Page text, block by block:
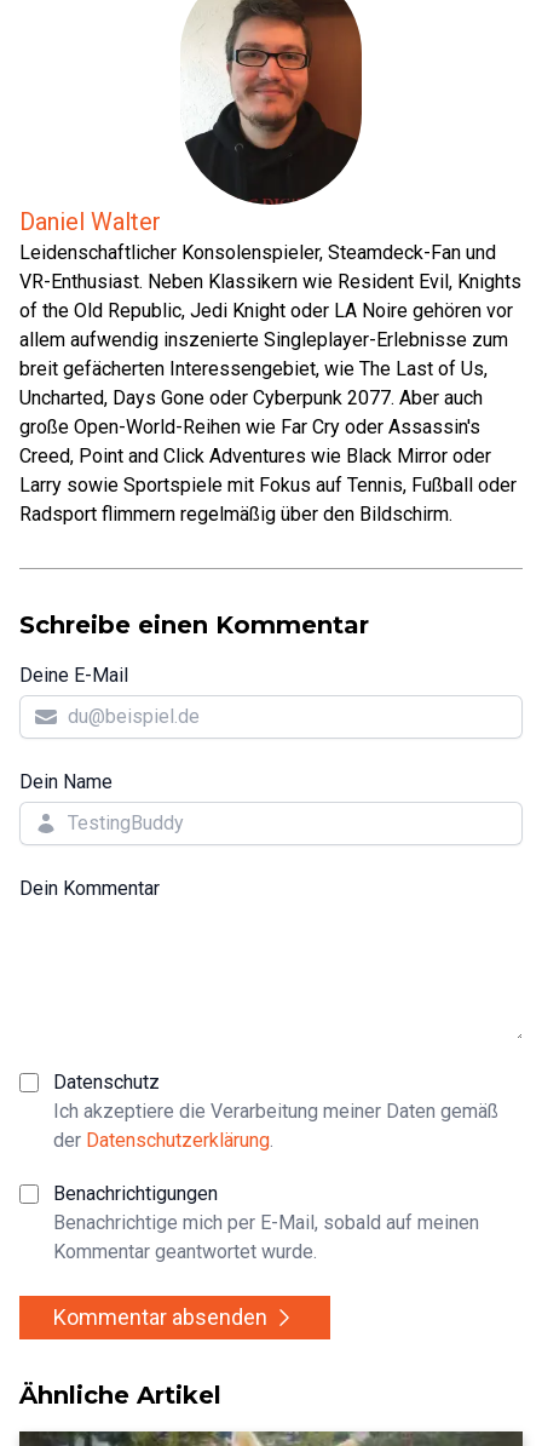
Daniel Walter
Leidenschaftlicher Konsolenspieler, Steamdeck-Fan und
VR-Enthusiast. Neben Klassikern wie Resident Evil, Knights
of the Old Republic, Jedi Knight oder LA Noire gehören vor
allem aufwendig inszenierte Singleplayer-Erlebnisse zum
breit gefächerten Interessengebiet, wie The Last of Us,
Uncharted, Days Gone oder Cyberpunk 2077. Aber auch
große Open-World-Reihen wie Far Cry oder Assassin's
Creed, Point and Click Adventures wie Black Mirror oder
Larry sowie Sportspiele mit Fokus auf Tennis, Fußball oder
Radsport flimmern regelmäßig über den Bildschirm.
Schreibe einen Kommentar
Deine E-Mail
Dein Name
Dein Kommentar
Datenschutz
Ich akzeptiere die Verarbeitung meiner Daten gemäß
der Datenschutzerklärung
Benachrichtigungen
Benachrichtige mich per E-Mail, sobald auf meinen
Kommentar geantwortet wurde.
Kommentar absenden
Ähnliche Artikel